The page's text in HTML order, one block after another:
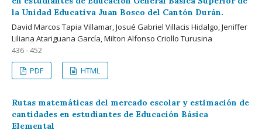
la Unidad Educativa Juan Bosco del Cantón Durán.
David Marcos Tapia Villamar, Josué Gabriel Villacis Hidalgo, Jeniffer
Liliana Atariguana García, Milton Alfonso Criollo Turusina
436 - 452
PDF
HTML
Rutas matemáticas del mercado escolar y estimación de
cantidades en estudiantes de Educación Básica
Elemental